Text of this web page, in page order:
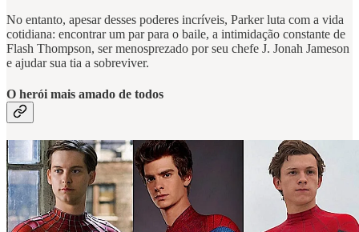
No entanto, apesar desses poderes incríveis, Parker luta com a vida
cotidiana: encontrar um par para o baile, a intimidação constante de
Flash Thompson, ser menosprezado por seu chefe J. Jonah Jameson
e ajudar sua tia a sobreviver.
O herói mais amado de todos